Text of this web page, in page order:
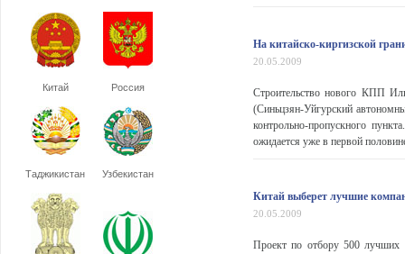
Китай Россия
Таджикистан Узбекистан
На китайско-киргизской
20.05.2009
Строительство нового КПП
(Синьцзян-Уйгурский
контрольно-пропускного
ожидается уже в первой
Китай выберет лучшие
20.05.2009
Проект по отбору 500 лучших